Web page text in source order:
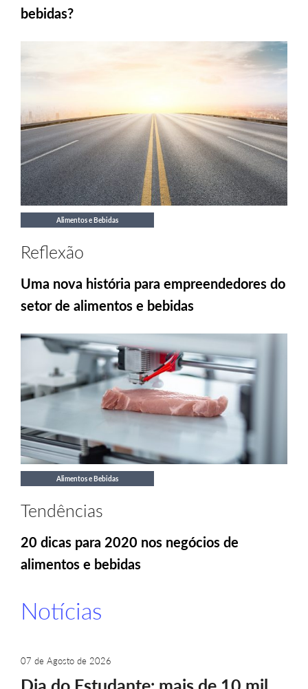
bebidas?
Alimentos e Bebidas
Reflexão
Uma nova história para empreendedores do
setor de alimentos e bebidas
Alimentos e Bebidas
Tendências
20 dicas para 2020 nos negócios de
alimentos e bebidas
Notícias
07 de Agosto de 2026
Dia do Estudante: mais de 10 mil